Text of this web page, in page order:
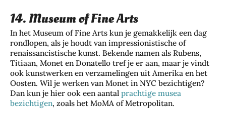
14. Museum of Fine Arts
In het Museum of Fine Arts kun je gemakkelijk een dag
rondlopen, als je houdt van impressionistische of
renaissancistische kunst. Bekende namen als Rubens,
Titiaan, Monet en Donatello tref je er aan, maar je vindt
ook kunstwerken en verzamelingen uit Amerika en het
Oosten. Wil je werken van Monet in NYC bezichtigen?
Dan kun je hier ook een aantal prachtige musea
bezichtigen, zoals het MoMA of Metropolitan.